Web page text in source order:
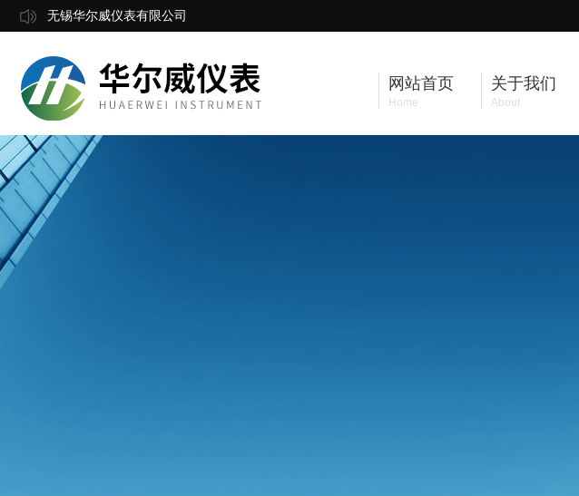
无锡华尔威仪表有限公司
网站首页
Home
关于我们
About